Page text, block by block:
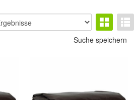
Suche speichern